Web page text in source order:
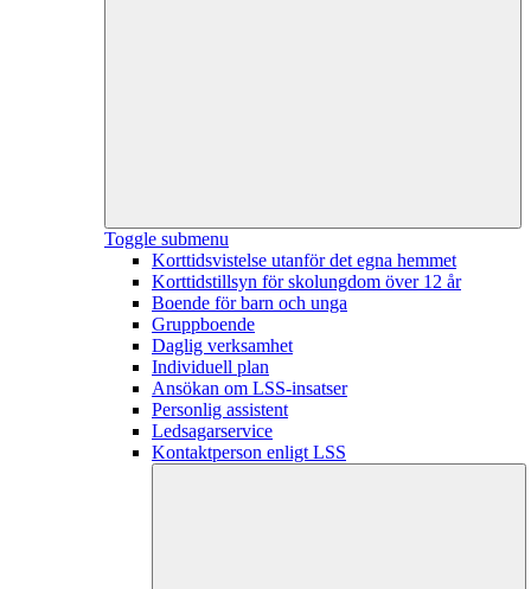
Toggle submenu
Korttidsvistelse utanför det egna hemmet
Korttidstillsyn för skolungdom över 12 år
Boende för barn och unga
Gruppboende
Daglig verksamhet
Individuell plan
Ansökan om LSS-insatser
Personlig assistent
Ledsagarservice
Kontaktperson enligt LSS